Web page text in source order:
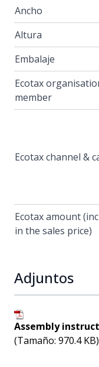
Ancho
Altura
Embalaje
Ecotax
member
Ecotax channel &
Ecotax amount
in the sales price)
Adjuntos
Assembly
(Tamaño: 970.4 KB)